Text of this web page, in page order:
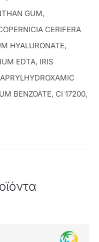
GUM,
CERIFERA
HYALURONATE,
EDTA, IRIS
BENZOATE, CI 17200,